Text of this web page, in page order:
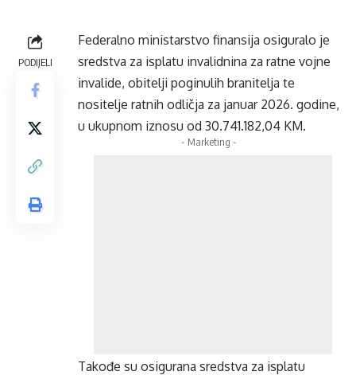
PODIJELI
Federalno ministarstvo finansija osiguralo je
sredstva za isplatu invalidnina za ratne vojne
invalide, obitelji poginulih branitelja te
nositelje ratnih odličja za januar 2026. godine,
u ukupnom iznosu od 30.741.182,04 KM.
- Marketing -
Takođe su osigurana sredstva za isplatu